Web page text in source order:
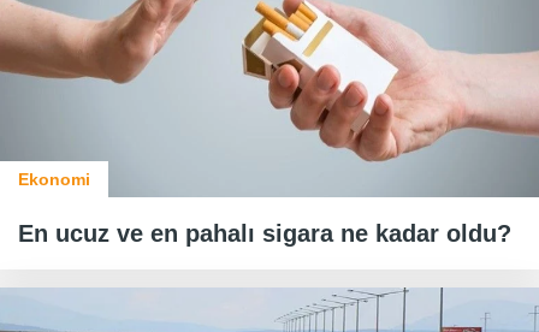
Ekonomi
En ucuz ve en pahalı sigara ne kadar oldu?